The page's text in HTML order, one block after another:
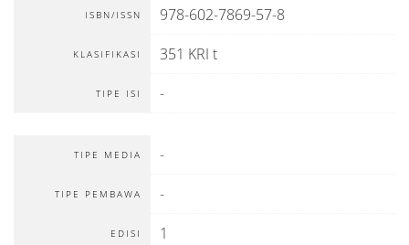
ISBN/ISSN 978-602-7869-57-8
KLASIFIKASI 351 KRI t
TIPE ISI -
TIPE MEDIA -
TIPE PEMBAWA -
EDISI 1